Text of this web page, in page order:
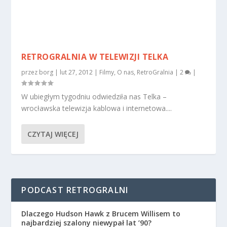
RETROGRALNIA W TELEWIZJI TELKA
przez borg | lut 27, 2012 | Filmy, O nas, RetroGralnia |2 |
W ubiegłym tygodniu odwiedziła nas Telka –
wrocławska telewizja kablowa i internetowa....
CZYTAJ WIĘCEJ
PODCAST RETROGRALNI
Dlaczego Hudson Hawk z Brucem Willisem to
najbardziej szalony niewypał lat ’90?